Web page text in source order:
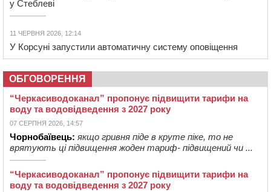
у Стеблеві
11 ЧЕРВНЯ 2026, 12:14
У Корсуні запустили автоматичну систему оповіщення
ОБГОВОРЕННЯ
“Черкасиводоканал” пропонує підвищити тарифи на
воду та водовідведення з 2027 року
07 СЕРПНЯ 2026, 14:57
Чорнобаївець: якщо гривня піде в круте піке, то не
врятують ці підвищення жоден тариф- підвищений чи ...
“Черкасиводоканал” пропонує підвищити тарифи на
воду та водовідведення з 2027 року